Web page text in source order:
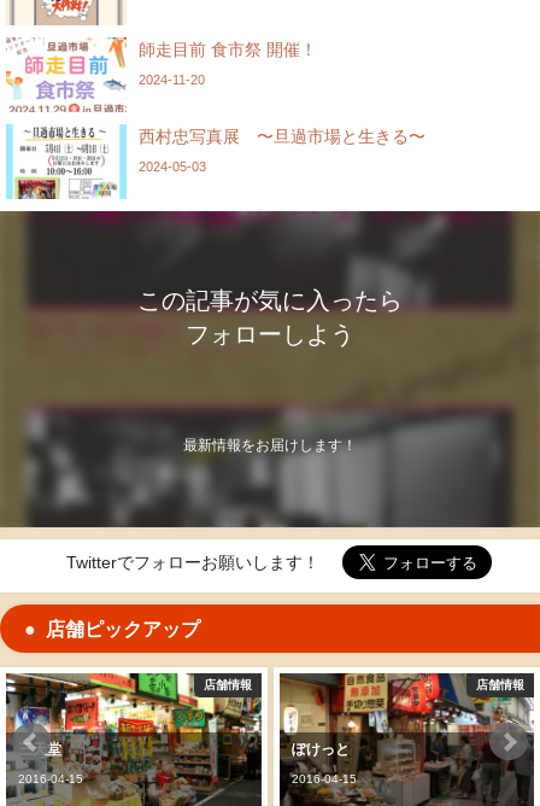
師走目前 食市祭 開催！
2024-11-20
西村忠写真展 〜旦過市場と生きる〜
2024-05-03
この記事が気に入ったら
フォローしよう
最新情報をお届けします！
Twitterでフォローお願いします！
店舗ピックアップ
店舗情報
ぽけっと
2016-04-15
店舗情報
ぬかだき 橘屋
2016-04-15